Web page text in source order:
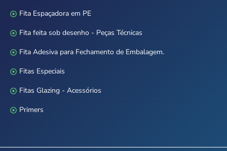
Fita Espaçadora em PE
Fita feita sob desenho - Peças Técnicas
Fita Adesiva para Fechamento de Embalagem.
Fitas Especiais
Fitas Glazing - Acessórios
Primers